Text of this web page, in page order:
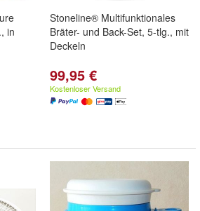
in
Stoneline® Multifunktionales
Bräter- und Back-Set, 5-tlg., mit
Deckeln
99,95 €
Kostenloser Versand